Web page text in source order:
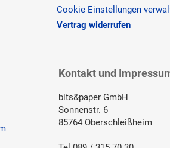
Cookie Einstellungen
Vertrag widerrufen
Kontakt und
bits&paper GmbH
Sonnenstr. 6
85764 Oberschleißheim